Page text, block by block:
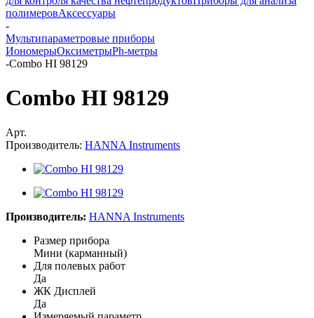
полимеровАксессуары
-
Мультипараметровые приборы
ИономерыОксиметрыPh-метры
-Combo HI 98129
Combo HI 98129
Арт.
Производитель: HANNA Instruments
Производитель: HANNA Instruments
Размер прибора
Мини (карманный)
Для полевых работ
Да
ЖК Дисплей
Да